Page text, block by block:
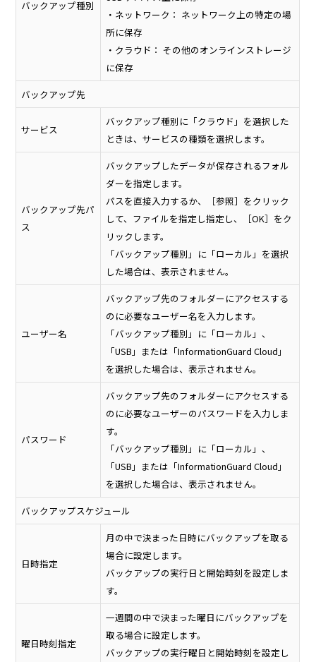
バックアップ種別
・ネットワーク： ネットワーク上の特定の場
所に保存
・クラウド： その他のオンラインストレージ
に保存
バックアップ先
サービス
バックアップ種別に「クラウド」を選択した
ときは、サービスの種類を選択します。
バックアップ先パ
ス
バックアップしたデータが保存されるフォル
ダーを指定します。
パスを直接入力するか、［参照］をクリック
して、ファイルを指定し指定し、［OK］をク
リックします。
「バックアップ種別」に「ローカル」を選択
した場合は、表示されません。
ユーザー名
バックアップ先のフォルダーにアクセスする
のに必要なユーザー名を入力します。
「バックアップ種別」に「ローカル」、
「USB」または「InformationGuard Cloud」
を選択した場合は、表示されません。
パスワード
バックアップ先のフォルダーにアクセスする
のに必要なユーザーのパスワードを入力しま
す。
「バックアップ種別」に「ローカル」、
「USB」または「InformationGuard Cloud」
を選択した場合は、表示されません。
バックアップスケジュール
日時指定
月の中で決まった日時にバックアップを取る
場合に設定します。
バックアップの実行日と開始時刻を設定しま
す。
曜日時刻指定
一週間の中で決まった曜日にバックアップを
取る場合に設定します。
バックアップの実行曜日と開始時刻を設定し